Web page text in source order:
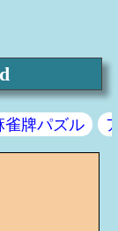
雀牌パズル